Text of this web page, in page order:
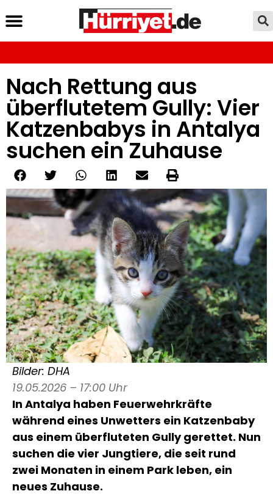
Nach Rettung aus
überflutetem Gully: Vier
Katzenbabys in Antalya
suchen ein Zuhause
Bilder: DHA
19.05.2026 – 17:00 Uhr
In Antalya haben Feuerwehrkräfte
während eines Unwetters ein Katzenbaby
aus einem überfluteten Gully gerettet. Nun
suchen die vier Jungtiere, die seit rund
zwei Monaten in einem Park leben, ein
neues Zuhause.